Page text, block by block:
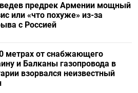
предрек Армении мощный
или «что похуже» из-за
с Россией
метрах от снабжающего
и Балканы газопровода в
взорвался неизвестный